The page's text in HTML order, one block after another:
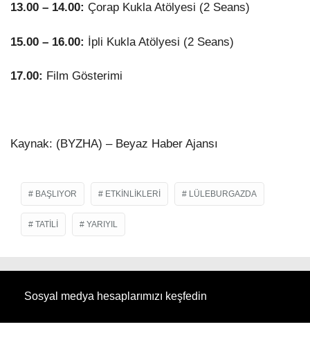
13.00 – 14.00: Çorap Kukla Atölyesi (2 Seans)
15.00 – 16.00: İpli Kukla Atölyesi (2 Seans)
17.00: Film Gösterimi
Kaynak: (BYZHA) – Beyaz Haber Ajansı
BAŞLIYOR ETKINLIKLERI LÜLEBURGAZDA
TATILI YARIYIL
Sosyal medya hesaplarımızı keşfedin